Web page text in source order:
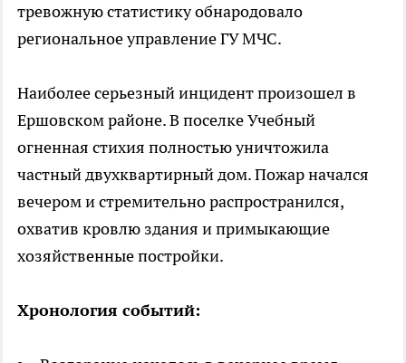
тревожную статистику обнародовало
региональное управление ГУ МЧС.
Наиболее серьезный инцидент произошел в
Ершовском районе. В поселке Учебный
огненная стихия полностью уничтожила
частный двухквартирный дом. Пожар начался
вечером и стремительно распространился,
охватив кровлю здания и примыкающие
хозяйственные постройки.
Хронология событий: